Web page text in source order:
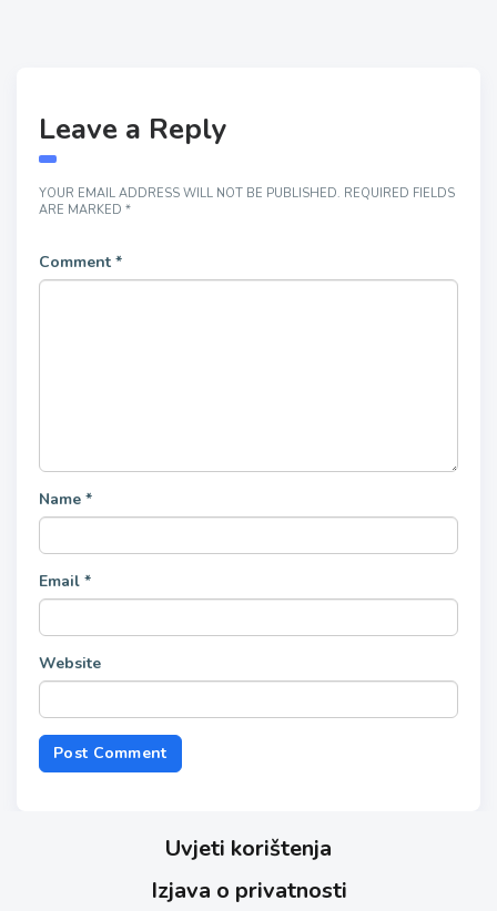
Leave a Reply
YOUR EMAIL ADDRESS WILL NOT BE PUBLISHED. REQUIRED FIELDS
ARE MARKED *
Comment *
Name *
Email *
Website
Uvjeti korištenja
Izjava o privatnosti